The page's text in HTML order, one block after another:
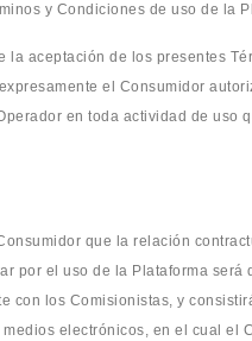
y Condiciones de uso de la
la aceptación de los presentes
el Consumidor
en toda actividad de uso
que la relación
por el uso de la Plataforma será
con los Comisionistas, y
electrónicos, en el cual el